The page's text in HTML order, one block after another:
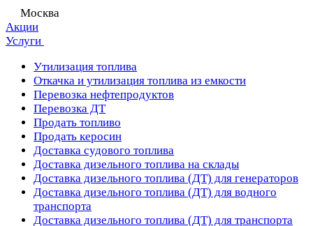
Москва
Акции
Услуги
Утилизация топлива
Откачка и утилизация топлива из емкости
Перевозка нефтепродуктов
Перевозка ДТ
Продать топливо
Продать керосин
Доставка судового топлива
Доставка дизельного топлива на склады
Доставка дизельного топлива (ДТ) для генераторов
Доставка дизельного топлива (ДТ) для водного
транспорта
Доставка дизельного топлива (ДТ) для транспорта